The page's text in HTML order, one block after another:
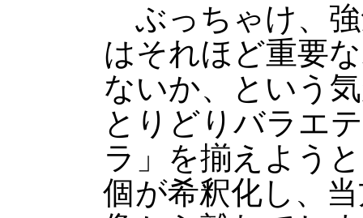
ぶっちゃけ、
はそれほど重要
ないか、という
とりどりバラエ
ラ」を揃えよう
個が希釈化し、